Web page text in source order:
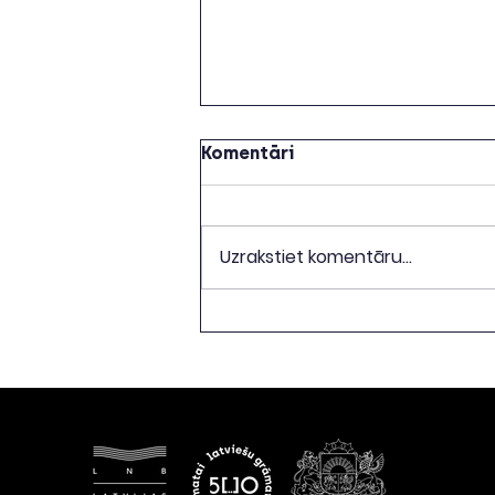
Komentāri
Uzrakstiet komentāru...